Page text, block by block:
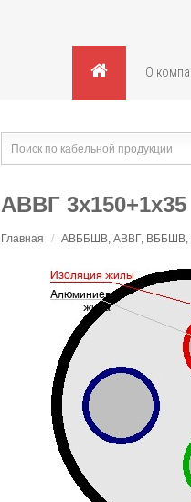
О
АВВГ 3х150+1х35
Главная / АВББШВ, АВВГ, ВББШВ,